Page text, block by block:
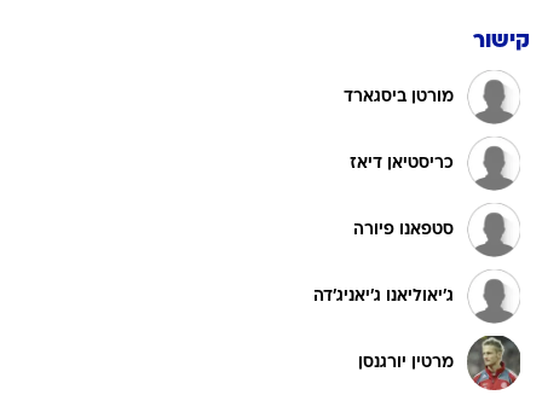
כריסטיאן דיאז
סטפאנו פיורה
ג'יאוליאנו ג'יאניג'דה
מרטין יורגנסן
מאוריציו פינדה